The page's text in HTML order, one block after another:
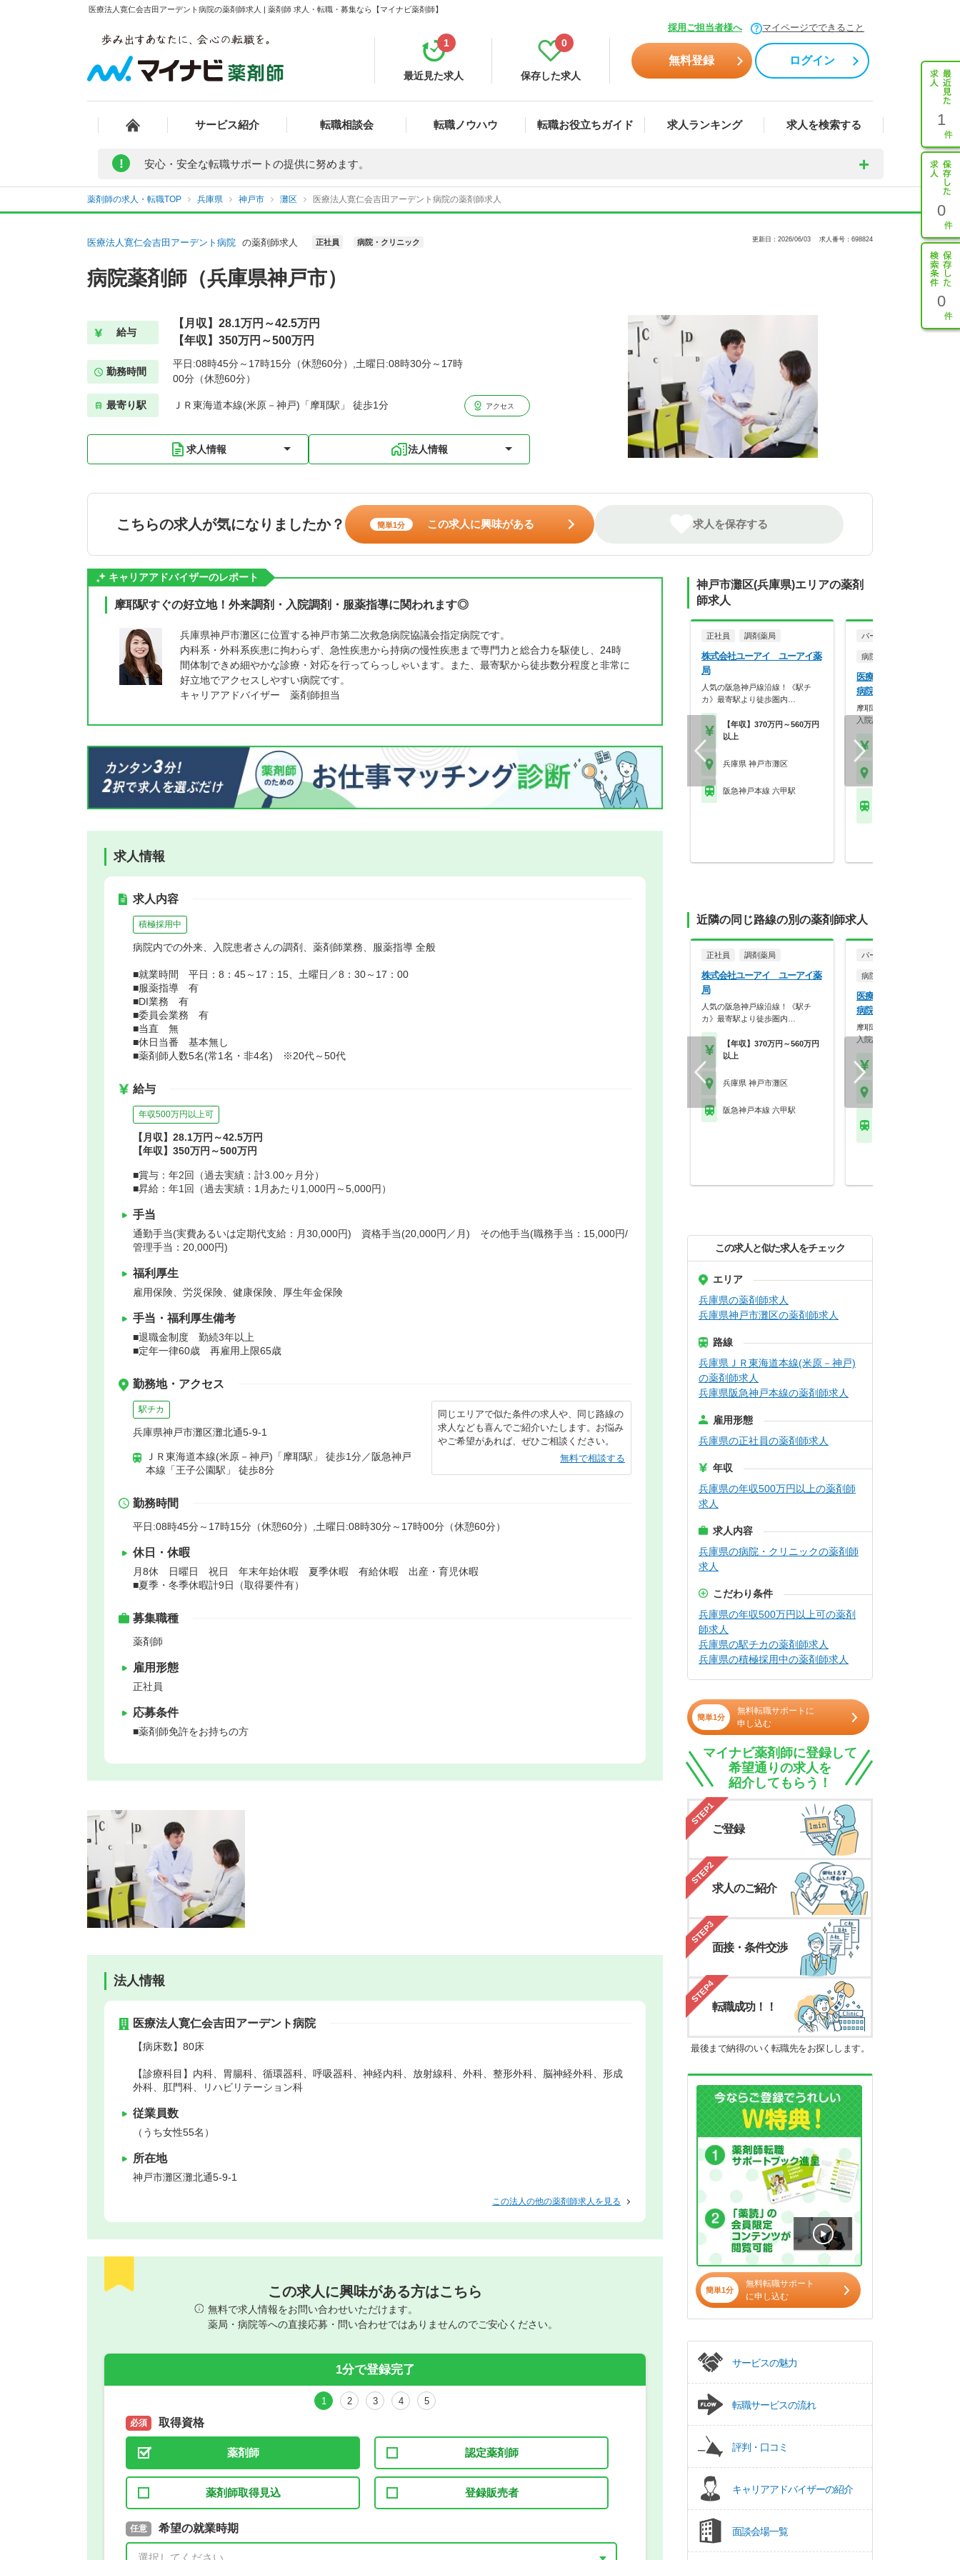
医療法人寛仁会吉田アーデント病院の薬剤師求人 | 薬剤師 求人・転職・募集なら【マイナビ薬剤師】
採用ご担当者様へ マイページでできること
最近見た求人
1
保存した求人
0
無料登録 ログイン
サービス紹介 転職相談会 転職ノウハウ 転職お役立ちガイド 求人ランキング 求人を検索する 1
0
0
! 安心・安全な転職サポートの提供に努めます。
薬剤師の求人・転職TOP 兵庫県 神戸市 灘区 医療法人寛仁会吉田アーデント病院の薬剤師求人
医療法人寛仁会吉田アーデント病院 の薬剤師求人 正社員 病院・クリニック 更新日：2026/06/03 求人番号：698824
病院薬剤師（兵庫県神戸市）
給与
【月収】28.1万円～42.5万円
【年収】350万円～500万円
勤務時間
平日:08時45分～17時15分（休憩60分）,土曜日:08時30分～17時
00分（休憩60分）
最寄り駅 ＪＲ東海道本線(米原－神戸)「摩耶駅」 徒歩1分 アクセス
求人情報 法人情報
こちらの求人が気になりましたか？ 簡単1分 この求人に興味がある 求人を保存する
キャリアアドバイザーのレポート
摩耶駅すぐの好立地！外来調剤・入院調剤・服薬指導に関われます◎
兵庫県神戸市灘区に位置する神戸市第二次救急病院協議会指定病院です。
内科系・外科系疾患に拘わらず、急性疾患から持病の慢性疾患まで専門力と総合力を駆使し、24時
間体制できめ細やかな診療・対応を行ってらっしゃいます。また、最寄駅から徒歩数分程度と非常に
好立地でアクセスしやすい病院です。
キャリアアドバイザー 薬剤師担当
求人情報
求人内容
積極採用中
病院内での外来、入院患者さんの調剤、薬剤師業務、服薬指導 全般
■就業時間 平日：8：45～17：15、土曜日／8：30～17：00
■服薬指導 有
■DI業務 有
■委員会業務 有
■当直 無
■休日当番 基本無し
■薬剤師人数5名(常1名・非4名) ※20代～50代
給与
年収500万円以上可
【月収】28.1万円～42.5万円
【年収】350万円～500万円
■賞与：年2回（過去実績：計3.00ヶ月分）
■昇給：年1回（過去実績：1月あたり1,000円～5,000円）
手当
通勤手当(実費あるいは定期代支給：月30,000円) 資格手当(20,000円／月) その他手当(職務手当：15,000円/
管理手当：20,000円)
福利厚生
雇用保険、労災保険、健康保険、厚生年金保険
手当・福利厚生備考
■退職金制度 勤続3年以上
■定年一律60歳 再雇用上限65歳
勤務地・アクセス
駅チカ
兵庫県神戸市灘区灘北通5-9-1
ＪＲ東海道本線(米原－神戸)「摩耶駅」 徒歩1分／阪急神戸
本線「王子公園駅」 徒歩8分
同じエリアで似た条件の求人や、同じ路線の
求人なども喜んでご紹介いたします。お悩み
やご希望があれば、ぜひご相談ください。
無料で相談する
勤務時間
平日:08時45分～17時15分（休憩60分）,土曜日:08時30分～17時00分（休憩60分）
休日・休暇
月8休 日曜日 祝日 年末年始休暇 夏季休暇 有給休暇 出産・育児休暇
■夏季・冬季休暇計9日（取得要件有）
募集職種
薬剤師
雇用形態
正社員
応募条件
■薬剤師免許をお持ちの方
法人情報
医療法人寛仁会吉田アーデント病院
【病床数】80床
【診療科目】内科、胃腸科、循環器科、呼吸器科、神経内科、放射線科、外科、整形外科、脳神経外科、形成
外科、肛門科、リハビリテーション科
従業員数
（うち女性55名）
所在地
神戸市灘区灘北通5-9-1
この法人の他の薬剤師求人を見る
この求人に興味がある方はこちら
無料で求人情報をお問い合わせいただけます。
薬局・病院等への直接応募・問い合わせではありませんのでご安心ください。
1分で登録完了
1 2 3 4 5
必須 取得資格
薬剤師 認定薬剤師
薬剤師取得見込 登録販売者
必須 取得予定年
年 3月
任意 希望の就業時期
必須 希望の働き方
正社員
パート(週4日～5日)
神戸市灘区(兵庫県)エリアの薬剤
師求人
正社員 調剤薬局
株式会社ユーアイ ユーアイ薬
局
人気の阪急神戸線沿線！《駅チ
カ》最寄駅より徒歩圏内…
【年収】370万円～560万円
以上
兵庫県 神戸市灘区
阪急神戸本線 六甲駅
パート・アルバイト
病院・クリニック
医療法人寛仁会吉田アー
病院
摩耶駅すぐの好立地！外来
入院調剤・服薬指導に…
近隣の同じ路線の別の薬剤師求人
正社員 調剤薬局
株式会社ユーアイ ユーアイ薬
局
人気の阪急神戸線沿線！《駅チ
カ》最寄駅より徒歩圏内…
【年収】370万円～560万円
以上
兵庫県 神戸市灘区
阪急神戸本線 六甲駅
パート・アルバイト
病院・クリニック
医療法人寛仁会吉田アー
病院
摩耶駅すぐの好立地！外来
入院調剤・服薬指導に…
この求人と似た求人をチェック
エリア
兵庫県の薬剤師求人
兵庫県神戸市灘区の薬剤師求人
路線
兵庫県ＪＲ東海道本線(米原－神戸)
の薬剤師求人
兵庫県阪急神戸本線の薬剤師求人
雇用形態
兵庫県の正社員の薬剤師求人
年収
兵庫県の年収500万円以上の薬剤師
求人
求人内容
兵庫県の病院・クリニックの薬剤師
求人
こだわり条件
兵庫県の年収500万円以上可の薬剤
師求人
兵庫県の駅チカの薬剤師求人
兵庫県の積極採用中の薬剤師求人
簡単1分
無料転職サポートに
申し込む
マイナビ薬剤師に登録して
希望通りの求人を
紹介してもらう！
STEP1
ご登録
STEP2
求人のご紹介
STEP3
面接・条件交渉
STEP4
転職成功！！
最後まで納得のいく転職先をお探しします。
簡単1分
無料転職サポート
に申し込む
サービスの魅力
転職サービスの流れ
評判・口コミ
キャリアアドバイザーの紹介
面談会場一覧